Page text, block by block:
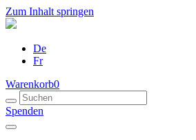
Zum Inhalt springen
De
Fr
Warenkorb0
Spenden